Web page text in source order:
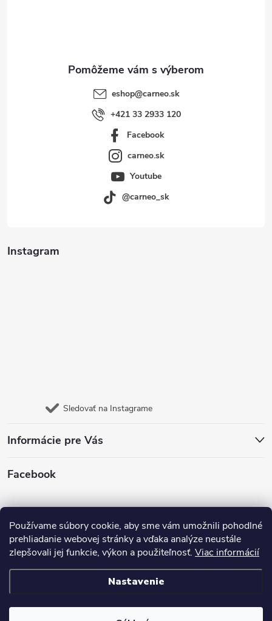
Používame súbory cookie, aby sme vám umožnili pohodlné
prehliadanie webovej stránky a vďaka analýze neustále
zlepšovali jej funkcie, výkon a použiteľnosť. Viac informácií
Nastavenie
Instagram
Sledovať na Instagrame
Informácie pre Vás
eshop@carneo.sk
+421 33 2933 120
Facebook
carneo.sk
Youtube
@carneo_sk
Facebook
Jazyk
Upraviť nastavenie cookies